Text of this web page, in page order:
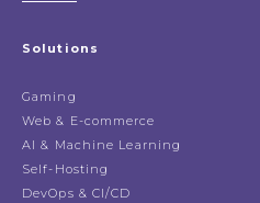
Solutions
Gaming
Web & E-commerce
AI & Machine Learning
Self-Hosting
DevOps & CI/CD